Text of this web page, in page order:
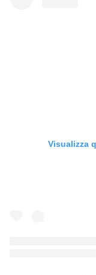
Visualizza